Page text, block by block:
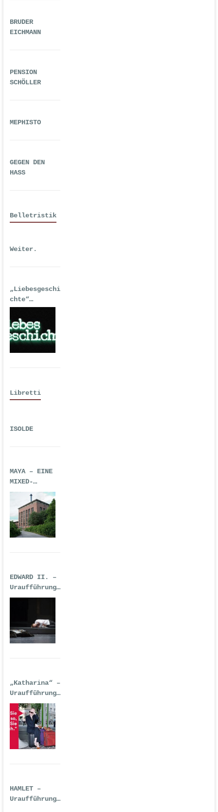
BRUDER
EICHMANN
PENSION
SCHÖLLER
MEPHISTO
GEGEN DEN
HASS
Belletristik
Weiter.
„Liebesgeschi
chte“
| Erstausgabe
2016 als
Hörspiel
Libretti
ISOLDE
MAYA – EINE
MIXED-
REALITY-
TECHNO-OPER
EDWARD II. –
Uraufführung
| Premiere:
Deutsche Oper
Berlin
„Katharina“ –
Uraufführung
| 14.
September
2016
HAMLET –
Uraufführung